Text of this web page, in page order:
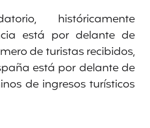
históricamente
está por delante de
de turistas recibidos,
está por delante de
de ingresos turísticos